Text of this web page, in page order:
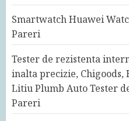
Smartwatch Huawei
Pareri
Tester de rezistenta
inalta precizie, Chigoods,
Litiu Plumb Auto Tester
Pareri